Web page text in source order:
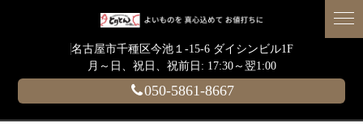
名古屋市千種区今池１-15-6 ダイシンビル1F
月～日、祝日、祝前日: 17:30～翌1:00
050-5861-8667